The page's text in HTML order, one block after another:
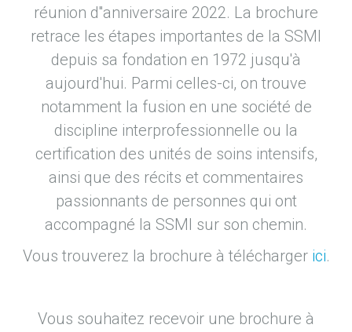
réunion d''anniversaire 2022. La brochure
retrace les étapes importantes de la SSMI
depuis sa fondation en 1972 jusqu'à
aujourd'hui. Parmi celles-ci, on trouve
notamment la fusion en une société de
discipline interprofessionnelle ou la
certification des unités de soins intensifs,
ainsi que des récits et commentaires
passionnants de personnes qui ont
accompagné la SSMI sur son chemin.
Vous trouverez la brochure à télécharger ici.
Vous souhaitez recevoir une brochure à